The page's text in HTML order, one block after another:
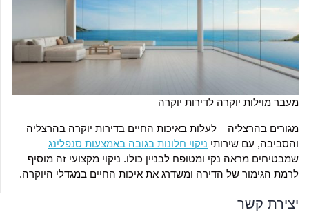
מעבר מוילות יוקרה לדירות יוקרה
מגורים בהרצליה – לעלות באיכות החיים בדירות יוקרה בהרצליה
והסביבה, עם שירותי ניקוי חלונות בגובה באמצעות סנפלינג
שמבטיחים מראה נקי ומטופח לבניין כולו. ניקוי מקצועי זה מוסיף
לרמת הגימור של הדירה ומשדרג את איכות החיים במגדלי היוקרה.
יצירת קשר